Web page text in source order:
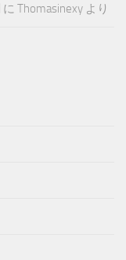
に Thomasinexy より